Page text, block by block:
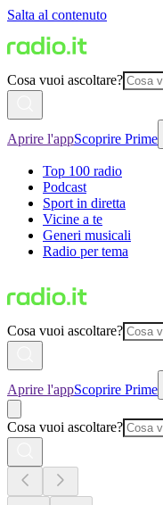
Salta al contenuto
Cosa vuoi ascoltare?
Aprire l'appScoprire Prime
Top 100 radio
Podcast
Sport in diretta
Vicine a te
Generi musicali
Radio per tema
Cosa vuoi ascoltare?
Aprire l'appScoprire Prime
Cosa vuoi ascoltare?